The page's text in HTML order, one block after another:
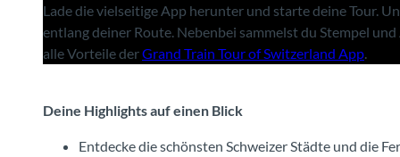
Lade die vielseitige App herunter und starte deine Tour.
entlang deiner Route. Nebenbei sammelst du Stempel
alle Vorteile derGrand Train Tour of Switzerland App.
Deine Highlights auf einen Blick
Entdecke die schönsten Schweizer Städte und die